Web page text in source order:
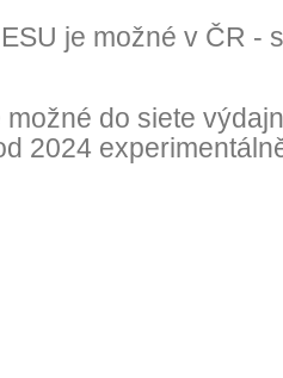
je možné v ČR -
do siete
2024